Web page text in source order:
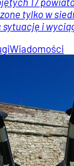
tylko w
i
Wiadomości